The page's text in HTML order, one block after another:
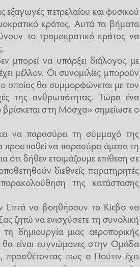
εξαγωγές πετρελαίου και φυσικού
κράτος. Αυτά τα βήματα
το τρομοκρατικό κράτος να
μπορεί να υπάρξει διάλογος με
μέλλον. Οι συνομιλίες μπορούν
οποίος θα συμμορφώνεται με τον
της ανθρωπότητας. Τώρα ένα
στη Μόσχα» σημείωσε ο
να παρασύρει τη σύμμαχό της
να παρασύρει άμεσα τη
δήθεν ετοιμάζουμε επίθεση σε
διεθνείς παρατηρητές
της κατάστασης
Επτά να βοηθήσουν το Κίεβο να
ζητώ να ενισχύσετε τη συνολική
δημιουργία μιας αεροπορικής
είναι ευγνώμονες στην Ομάδα
προσθέτοντας πως ο Πούτιν έχει